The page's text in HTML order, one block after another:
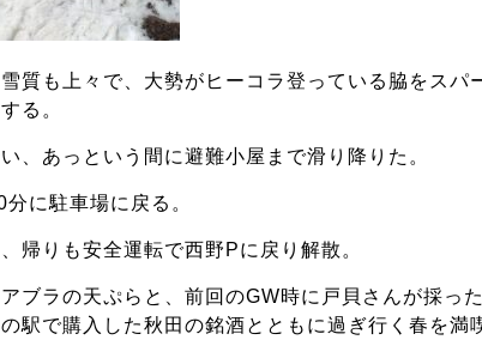
質も上々で、大勢がヒーコラ登っている脇をスパ
る。
、あっという間に避難小屋まで滑り降りた。
に駐車場に戻る。
帰りも安全運転で西野Pに戻り解散。
ブラの天ぷらと、前回のGW時に戸貝さんが採っ
駅で購入した秋田の銘酒とともに過ぎ行く春を